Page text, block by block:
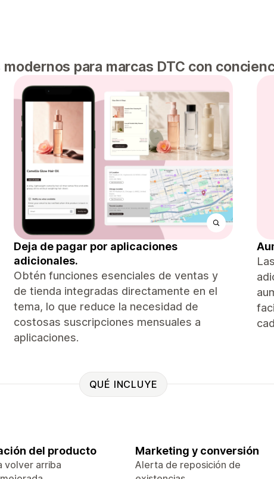
para marcas DTC con
Deja de pagar por aplicaciones
adicionales.
Obtén funciones esenciales de ventas y
de tienda integradas directamente en el
tema, lo que reduce la necesidad de
costosas suscripciones mensuales a
aplicaciones.
QUÉ INCLUYE
del producto
volver arriba
Marketing y conversión
Alerta de reposición de